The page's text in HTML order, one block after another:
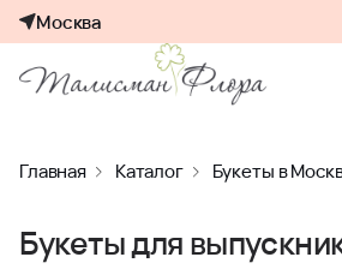
Москва
Главная Каталог Букеты в
Букеты для